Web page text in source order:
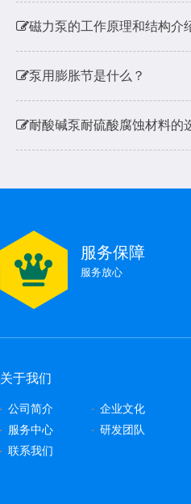
磁力泵的工作原理和结构介绍
服务保障
服务放心
关于我们
公司简介
企业文化
服务中心
研发团队
联系我们